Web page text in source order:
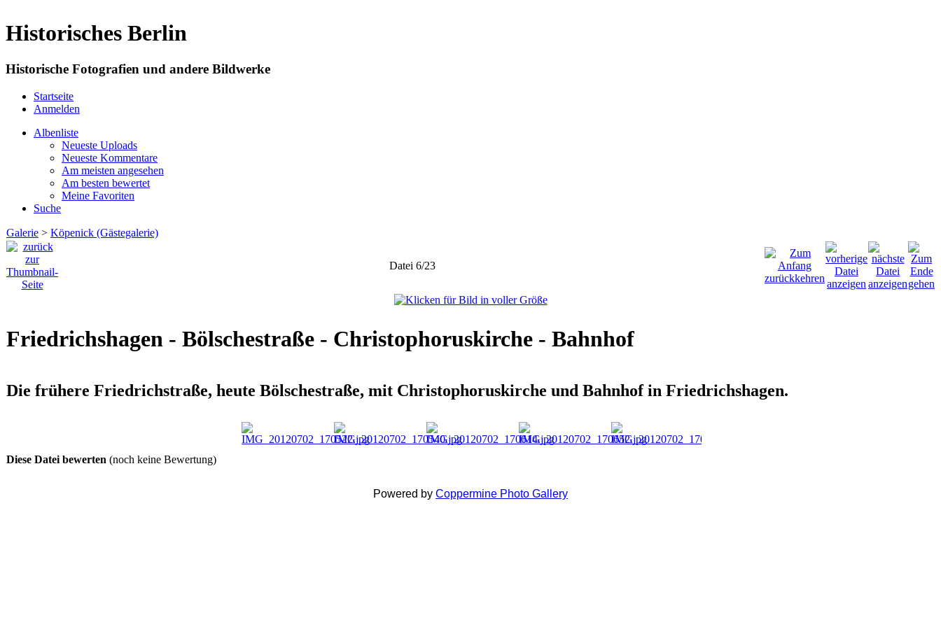
Historisches Berlin
Historische Fotografien und andere Bildwerke
Startseite
Anmelden
Albenliste
Neueste Uploads
Neueste Kommentare
Am meisten angesehen
Am besten bewertet
Meine Favoriten
Suche
Galerie > Köpenick (Gästegalerie)
Datei 6/23
Friedrichshagen - Bölschestraße - Christophoruskirche - Bahnhof
Die frühere Friedrichstraße, heute Bölschestraße, mit Christophoruskirche und Bahnhof in Friedrichshagen.
Diese Datei bewerten (noch keine Bewertung)
Powered by Coppermine Photo Gallery